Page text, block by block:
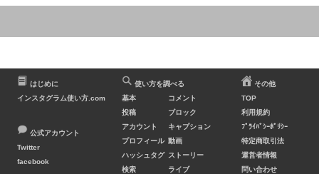
はじめに
インスタグラム使い方.com
公式アカウント
Twitter
facebook
使い方を調べる
基本
投稿
アカウント
プロフィール
ハッシュタグ
検索
コメント
ブロック
キャプション
動画
ストーリー
ライブ
その他
TOP
利用規約
ﾌﾟﾗｲﾊﾞｼｰﾎﾟﾘｼｰ
特定商取引法
運営者情報
問い合わせ